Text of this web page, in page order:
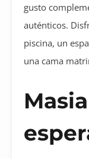
gusto
auténticos.
piscina, un
una cama